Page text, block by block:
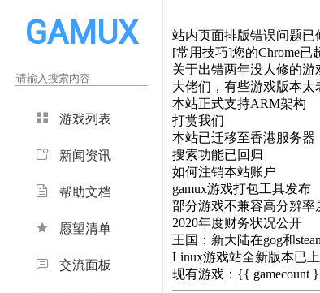
GAMUX
游戏列表
新闻资讯
帮助文档
愿望清单
交流面板
站内页面排版错误问题已
[常用技巧]您的Chrome已
关于出错两年没人修的游
大佬们，有些游戏版本太
本站正式支持ARM架构
打赏我们
本站已迁移至香港服务器
搜索功能已回归
如何注销本站账户
gamux游戏打包工具发布
部分游戏不兼容高分辨率
2020年度财务状况公开
王国：新大陆在gog和
Linux游戏站全新版本已
现有游戏：{{ gamecount